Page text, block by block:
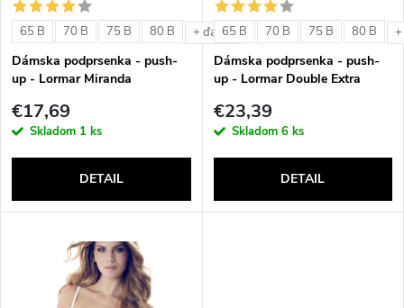
e
p
r
d
s
p
r
o
d
65 B 70 B 75 B 80 B + ďalšie
Dámska podprsenka - push-
up - Lormar Miranda
€17,69
Skladom 1 ks
DETAIL
65 B 70 B 75 B 80 B
Dámska podprsenka - push-
up - Lormar Double Extra
€23,39
Skladom 6 ks
DETAIL